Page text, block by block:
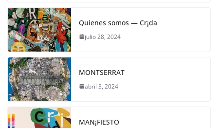
Quienes somos — Cr¡da
julio 28, 2024
MONTSERRAT
abril 3, 2024
MAN¡FIESTO